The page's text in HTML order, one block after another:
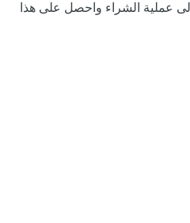
عملية الشراء واحصل على هذا